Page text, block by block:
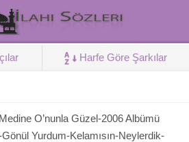
Harfe Göre Şarkılar
Medine O’nunla Güzel-2006 Albümü
Gönül Yurdum-Kelamısın-Neylerdik-